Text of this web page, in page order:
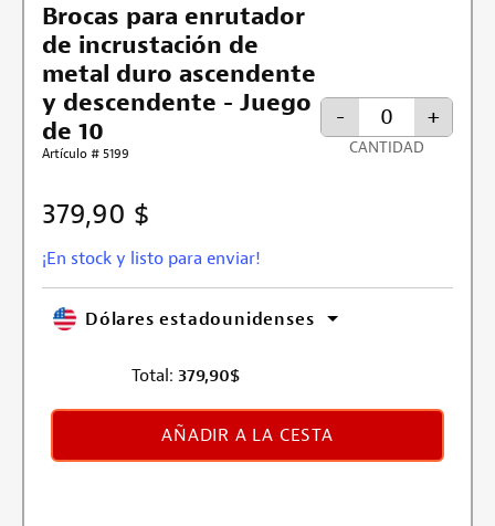
Brocas para enrutador
de incrustación de
metal duro ascendente
y descendente - Juego
de 10
Artículo # 5199
379,90 $
¡En stock y listo para enviar!
- +
CANTIDAD
Dólares estadounidenses
Total: 379,90$
AÑADIR A LA CESTA